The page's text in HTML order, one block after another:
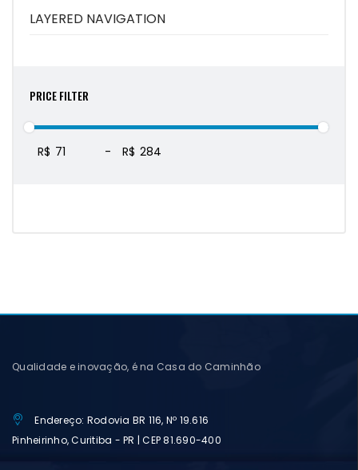
LAYERED NAVIGATION
PRICE FILTER
R$ - R$
Qualidade e inovação, é na Casa do Caminhão
Endereço: Rodovia BR 116, Nº 19.616
Pinheirinho, Curitiba - PR | CEP 81.690-400